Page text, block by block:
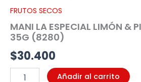
FRUTOS SECOS
MANI LA ESPECIAL LIMÓN &
35G (8280)
$30.400
Añadir al carrito